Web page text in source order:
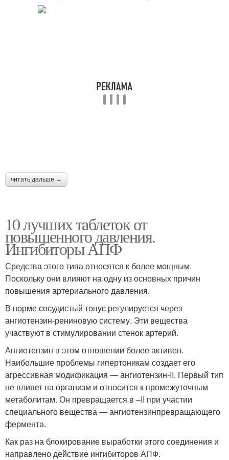
читать дальше →
10 лучших таблеток от
повышенного давления.
Ингибиторы АПФ
Средства этого типа относятся к более мощным.
Поскольку они влияют на одну из основных причин
повышения артериального давления.
В норме сосудистый тонус регулируется через
ангиотензин-рениновую систему. Эти вещества
участвуют в стимулировании стенок артерий.
Ангиотензин в этом отношении более активен.
Наибольшие проблемы гипертоникам создает его
агрессивная модификация — ангиотензин-II. Первый тип
не влияет на организм и относится к промежуточным
метаболитам. Он превращается в –II при участии
специального вещества — ангиотензинпревращающего
фермента.
Как раз на блокирование выработки этого соединения и
направлено действие ингибиторов АПФ.